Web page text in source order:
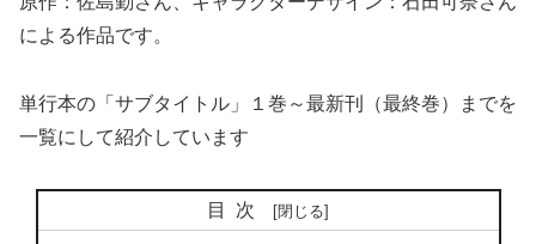
による作品です。
単行本の「サブタイトル」１巻～最新刊（最終巻）までを
一覧にして紹介しています
目次